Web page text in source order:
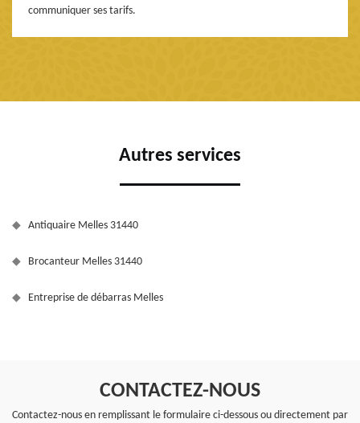
communiquer ses tarifs.
Autres services
Antiquaire Melles 31440
Brocanteur Melles 31440
Entreprise de débarras Melles
CONTACTEZ-NOUS
Contactez-nous en remplissant le formulaire ci-dessous ou directement par